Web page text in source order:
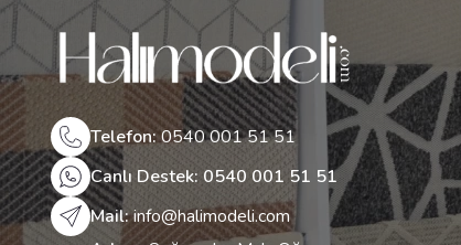
Telefon:0540 001 51 51
Canlı Destek: 0540 001 51 51
Mail:info@halimodeli.com